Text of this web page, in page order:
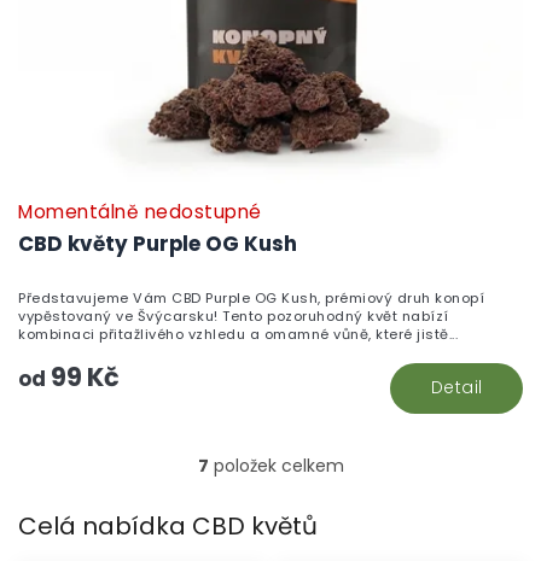
CBD květy Purple OG Kush
Momentálně nedostupné
od 99 Kč Detail
Představujeme Vám CBD Purple OG Kush, prémiový druh konopí
vypěstovaný ve Švýcarsku! Tento pozoruhodný květ nabízí
kombinaci přitažlivého vzhledu a omamné vůně, které jistě...
O
l
á
7 položek celkem
Celá nabídka CBD květů